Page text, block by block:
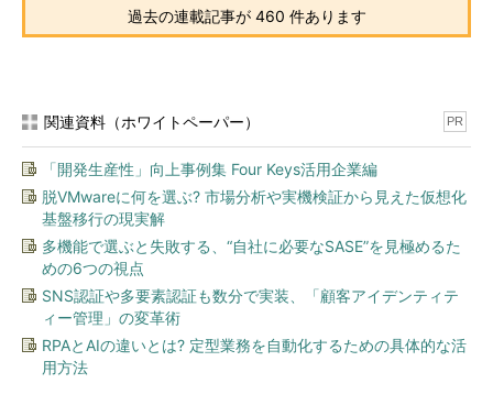
Windowsファイアウォールを設定するためのグル
ープポリシー
Windowsファイアウォールのためのグループポリ
シー。これはWindows 7／Windows Server 2008
R2での例。2つのプロファイルがあるので、これ
らを設定する。
（1）ドメイン接続時に使用されるプロファイ
ル。
（2）ドメインからオフラインの状態で利用さ
れるプロファイル。
過去の連載記事が 460 件あります
関連資料（ホワイトペーパー） PR
「開発生産性」向上事例集 Four Keys活用企業編
脱VMwareに何を選ぶ? 市場分析や実機検証から見えた仮想化
基盤移行の現実解
多機能で選ぶと失敗する、“自社に必要なSASE”を見極めるた
めの6つの視点
SNS認証や多要素認証も数分で実装、「顧客アイデンティテ
ィー管理」の変革術
RPAとAIの違いとは? 定型業務を自動化するための具体的な活
用方法